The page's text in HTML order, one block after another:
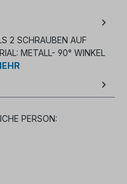
2 SCHRAUBEN AUF
METALL- 90° WINKEL
PERSON: